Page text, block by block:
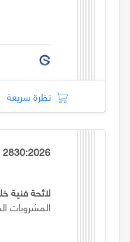
نظرة سريعة
لائحة فنية
المشروبات